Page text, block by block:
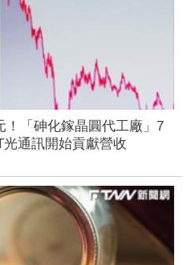
！「砷化鎵晶圓代工廠」7
通訊開始貢獻營收